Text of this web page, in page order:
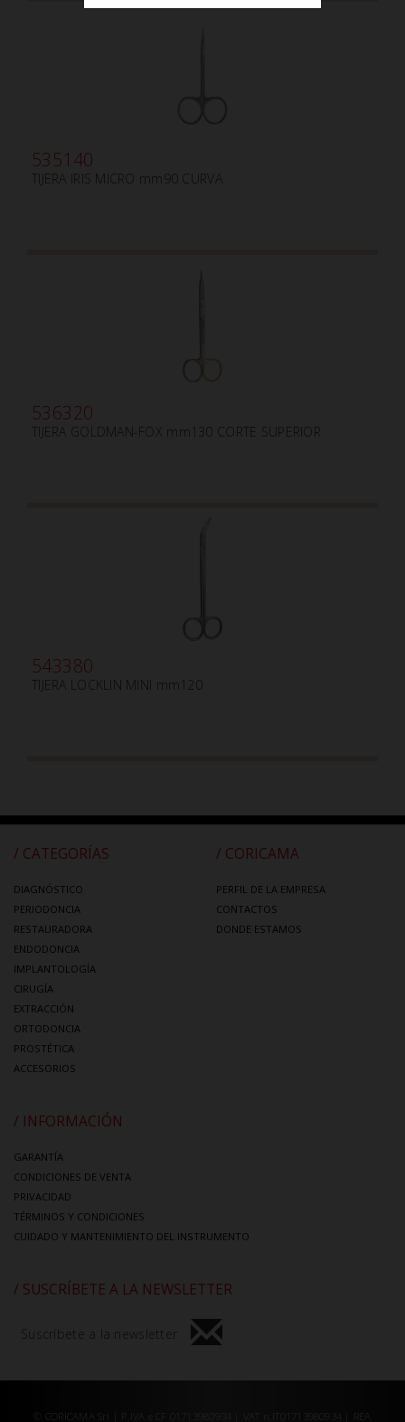
535140
TIJERA IRIS MICRO mm90 CURVA
536320
TIJERA GOLDMAN-FOX mm130 CORTE SUPERIOR
543380
TIJERA LOCKLIN MINI mm120
/ CATEGORÍAS
DIAGNÓSTICO
PERIODONCIA
RESTAURADORA
ENDODONCIA
IMPLANTOLOGÍA
CIRUGÍA
EXTRACCIÓN
ORTODONCIA
PROSTÉTICA
ACCESORIOS
/ CORICAMA
PERFIL DE LA EMPRESA
CONTACTOS
DONDE ESTAMOS
/ INFORMACIÓN
GARANTÍA
CONDICIONES DE VENTA
PRIVACIDAD
TÉRMINOS Y CONDICIONES
CUIDADO Y MANTENIMIENTO DEL INSTRUMENTO
/ SUSCRÍBETE A LA NEWSLETTER
Suscríbete a la newsletter
© CORICAMA Srl | P.IVA e CF 01713980934 | VAT n.IT01713980934 | REA